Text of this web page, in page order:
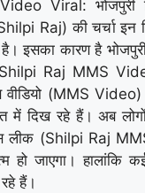
Viral: भोजपुरी
Raj) की चर्चा इन
इसका कारण है
(Shilpi Raj MMS
वीडियो (MMS
में दिख रहे हैं। अब
लीक (Shilpi Raj
हो जाएगा। हालांकि
हैं।